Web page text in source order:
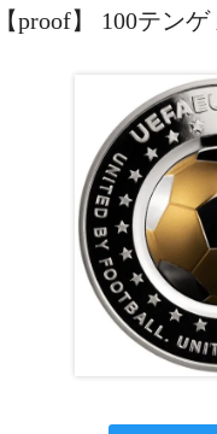
【proof】 100テン